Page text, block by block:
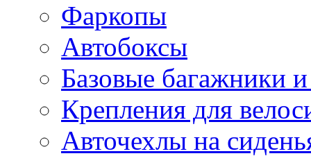
Фаркопы
Автобоксы
Базовые багажники
Крепления для
Авточехлы на